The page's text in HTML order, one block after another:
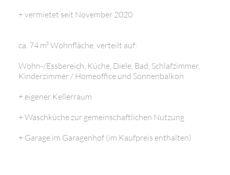
+ vermietet seit November 2020
ca. 74 m² Wohnfläche, verteilt auf:
Wohn-/Essbereich, Küche, Diele, Bad, Schlafzimmer,
Kinderzimmer / Homeoffice und Sonnenbalkon
+ eigener Kellerraum
+ Waschküche zur gemeinschaftlichen Nutzung
+ Garage im Garagenhof (im Kaufpreis enthalten)